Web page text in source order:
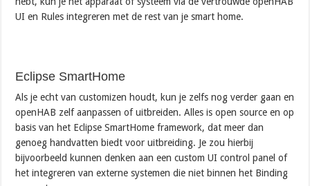
UI en Rules integreren met de rest van je smart home.
Eclipse SmartHome
Als je echt van customizen houdt, kun je zelfs nog verder gaan en
openHAB zelf aanpassen of uitbreiden. Alles is open source en op
basis van het Eclipse SmartHome framework, dat meer dan
genoeg handvatten biedt voor uitbreiding. Je zou hierbij
bijvoorbeeld kunnen denken aan een custom UI control panel of
het integreren van externe systemen die niet binnen het Binding